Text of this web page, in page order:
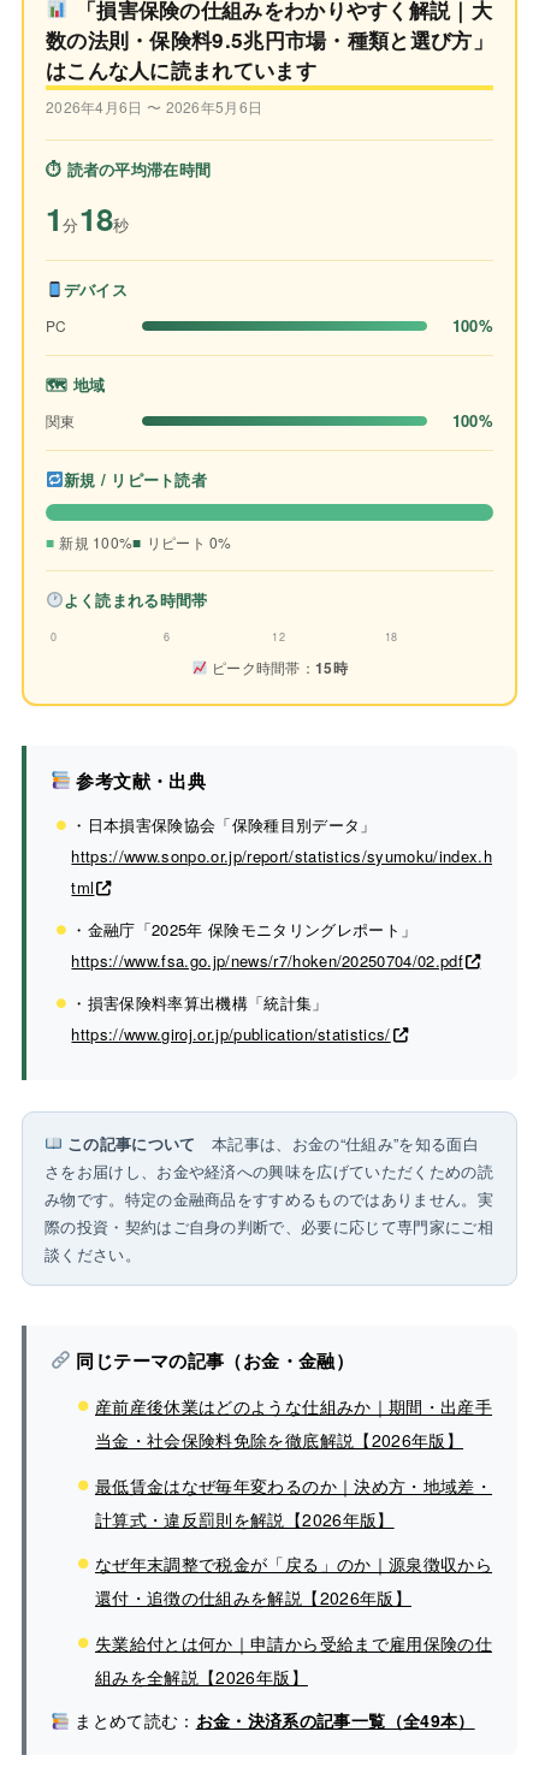
「損害保険の仕組みをわかりやすく解説｜大
数の法則・保険料9.5兆円市場・種類と選び方」
はこんな人に読まれています
2026年4月6日 〜 2026年5月6日
⏱ 読者の平均滞在時間
1分18秒
デバイス
PC 100%
🗺 地域
関東 100%
新規 / リピート読者
新規 100% リピート 0%
よく読まれる時間帯
0 6 12 18
ピーク時間帯：15時
参考文献・出典
・日本損害保険協会「保険種目別データ」
https://www.sonpo.or.jp/report/statistics/syumoku/index.h
tml
・金融庁「2025年 保険モニタリングレポート」
https://www.fsa.go.jp/news/r7/hoken/20250704/02.pdf
・損害保険料率算出機構「統計集」
https://www.giroj.or.jp/publication/statistics/
この記事について 本記事は、お金の“仕組み”を知る面白
さをお届けし、お金や経済への興味を広げていただくための読
み物です。特定の金融商品をすすめるものではありません。実
際の投資・契約はご自身の判断で、必要に応じて専門家にご相
談ください。
同じテーマの記事（お金・金融）
産前産後休業はどのような仕組みか｜期間・出産手
当金・社会保険料免除を徹底解説【2026年版】
最低賃金はなぜ毎年変わるのか｜決め方・地域差・
計算式・違反罰則を解説【2026年版】
なぜ年末調整で税金が「戻る」のか｜源泉徴収から
還付・追徴の仕組みを解説【2026年版】
失業給付とは何か｜申請から受給まで雇用保険の仕
組みを全解説【2026年版】
まとめて読む： お金・決済系の記事一覧（全49本）